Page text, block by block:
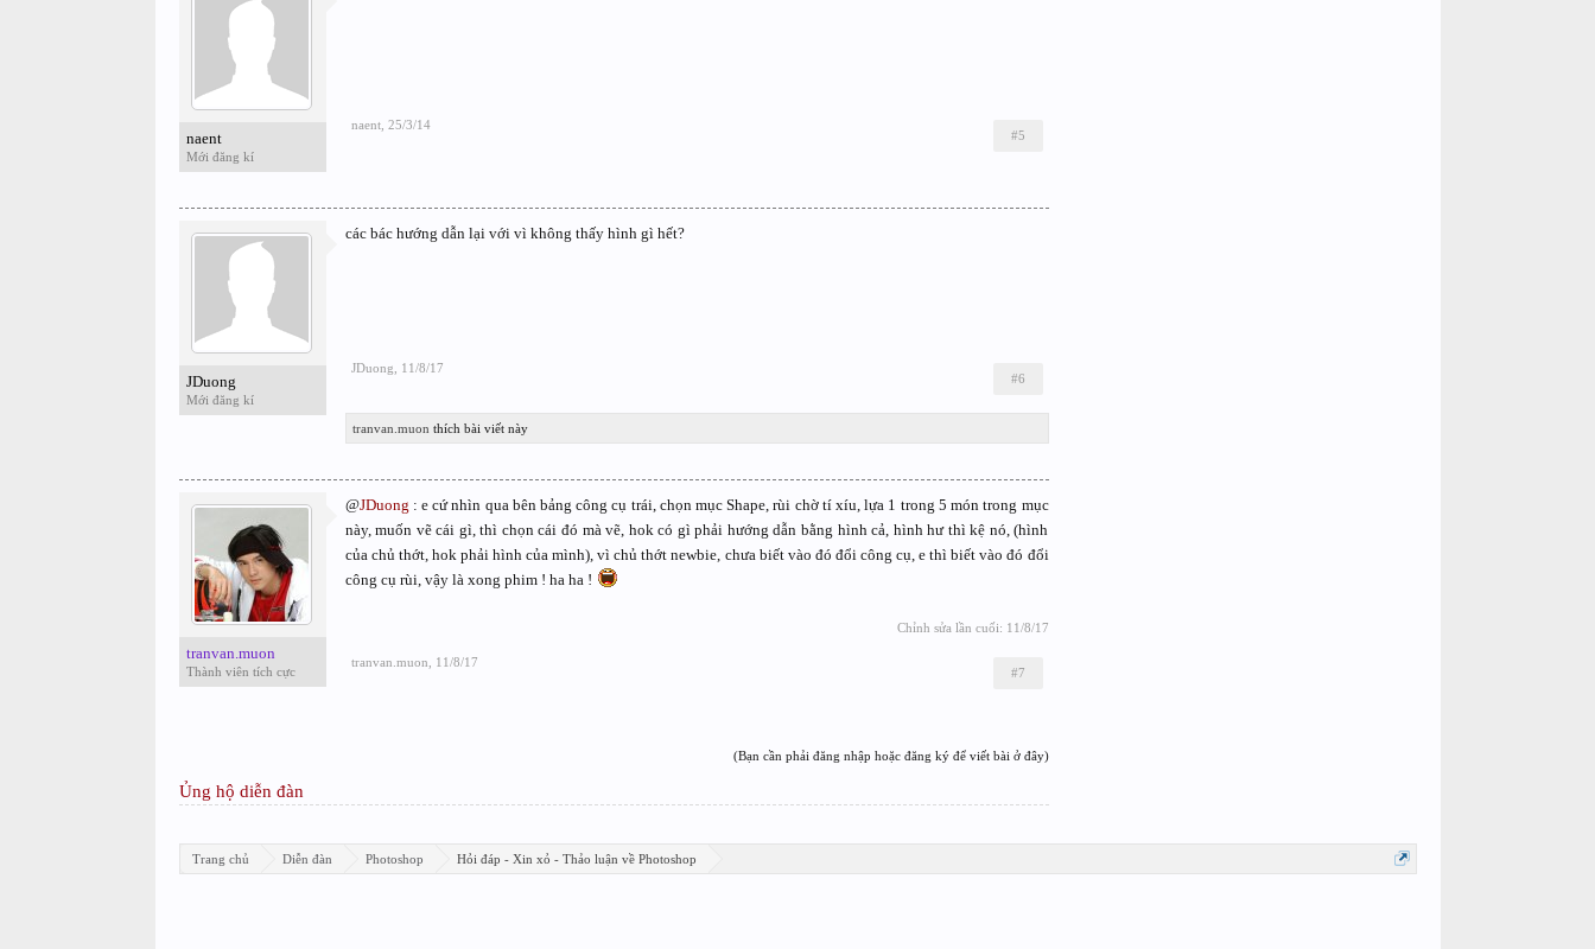
naent
Mới đăng kí
naent, 25/3/14
#5
JDuong
Mới đăng kí
các bác hướng dẫn lại với vì không thấy hình gì hết?
JDuong 11/8/17
#6
tranvan.muon thích bài viết này
tranvan.muon
Thành viên tích cực
@JDuong : e cứ nhìn qua bên bảng công cụ trái, chọn mục Shape, rùi chờ tí xíu, lựa 1 trong 5 món trong mục
này, muốn vẽ cái gì, thì chọn cái đó mà vẽ, hok có gì phải hướng dẫn bằng hình cả, hình hư thì kệ nó, (hình
của chủ thớt, hok phải hình của mình), vì chủ thớt newbie, chưa biết vào đó đổi công cụ, e thì biết vào đó đổi
công cụ rùi, vậy là xong phim ! ha ha !
Chỉnh sửa lần cuối: 11/8/17
tranvan.muon 11/8/17
#7
(Bạn cần phải đăng nhập hoặc đăng ký để viết bài ở đây)
Ủng hộ diễn đàn
Trang chủ Diễn đàn Photoshop Hỏi đáp - Xin xỏ - Thảo luận về Photoshop